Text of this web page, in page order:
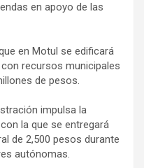
en apoyo de las
en Motul se edificará
recursos municipales
de pesos.
impulsa la
la que se entregará
de 2,500 pesos durante
autónomas.